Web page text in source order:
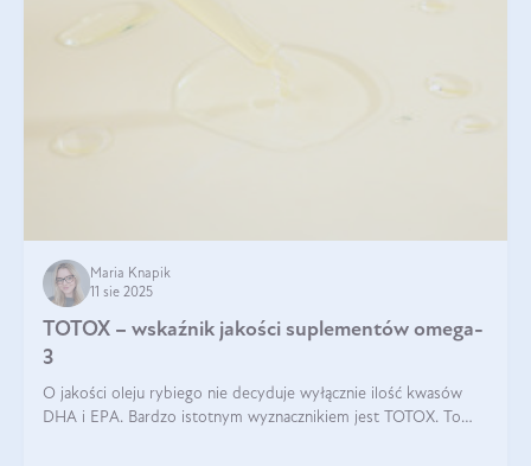
Maria Knapik
11 sie 2025
TOTOX – wskaźnik jakości suplementów omega-
3
O jakości oleju rybiego nie decyduje wyłącznie ilość kwasów
DHA i EPA. Bardzo istotnym wyznacznikiem jest TOTOX. To